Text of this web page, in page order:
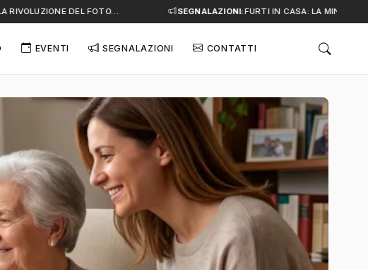
DEL FOTO… SEGNALAZIONI:FURTI IN CASA: LA MINACCIA
EVENTI SEGNALAZIONI CONTATTI